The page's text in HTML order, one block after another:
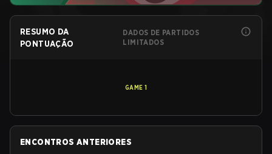
RESUMO DA
PONTUAÇÃO
DADOS DE PARTIDOS
LIMITADOS
GAME 1
ENCONTROS ANTERIORES